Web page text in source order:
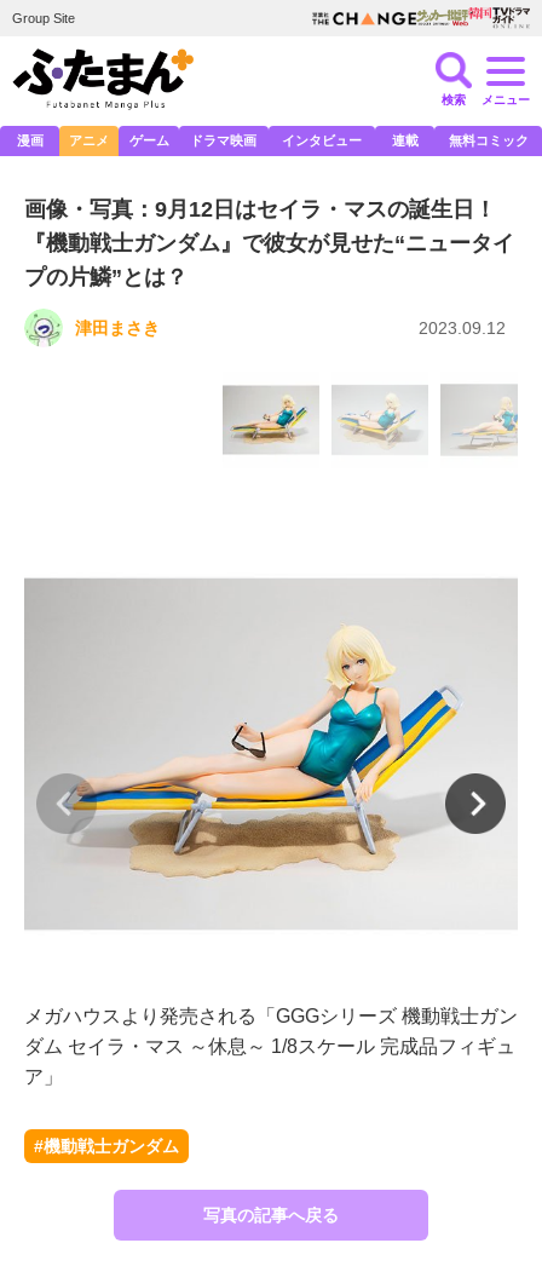
Group Site
検索 メニュー
漫画 アニメ ゲーム ドラマ映画 インタビュー 連載 無料コミック
画像・写真：9月12日はセイラ・マスの誕生日！
『機動戦士ガンダム』で彼女が見せた“ニュータイ
プの片鱗”とは？
津田まさき 2023.09.12
メガハウスより発売される「GGGシリーズ 機動戦士ガン
ダム セイラ・マス ～休息～ 1/8スケール 完成品フィギュ
ア」
#機動戦士ガンダム
写真の記事へ戻る